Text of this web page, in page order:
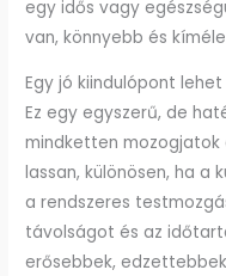
egy idős vagy
van, könnyebb és
Egy jó kiindulópont
Ez egy egyszerű, de
mindketten mozogjatok
lassan, különösen, ha a
a rendszeres
távolságot és az
erősebbek,